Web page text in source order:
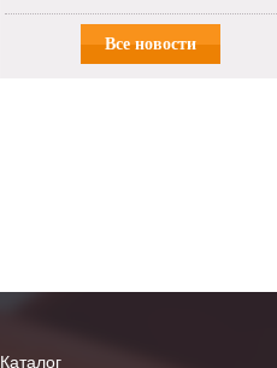
Все новости
Каталог